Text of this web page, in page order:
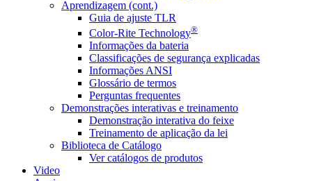
Aprendizagem (cont.)
Guia de ajuste TLR
Color-Rite Technology®
Informações da bateria
Classificações de segurança explicadas
Informações ANSI
Glossário de termos
Perguntas frequentes
Demonstrações interativas e treinamento
Demonstração interativa do feixe
Treinamento de aplicação da lei
Biblioteca de Catálogo
Ver catálogos de produtos
Video